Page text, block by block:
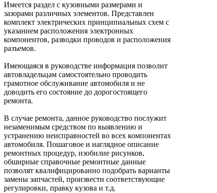
Имеется раздел с кузовными размерами и
зазорами различных элементов. Представлен
комплект электрических принципиальных схем с
указанием расположения электронных
компонентов, разводки проводов и расположения
разъемов.
Имеющаяся в руководстве информация позволит
автовладельцам самостоятельно проводить
грамотное обслуживание автомобиля и не
доводить его состояние до дорогостоящего
ремонта.
В случае ремонта, данное руководство послужит
незаменимым средством по выявлению и
устранению неисправностей во всех компонентах
автомобиля. Пошаговое и наглядное описание
ремонтных процедур, изобилие рисунков,
обширные справочные ремонтные данные
позволят квалифицированно подобрать варианты
замены запчастей, произвести соответствующие
регулировки, правку кузова и т.д.